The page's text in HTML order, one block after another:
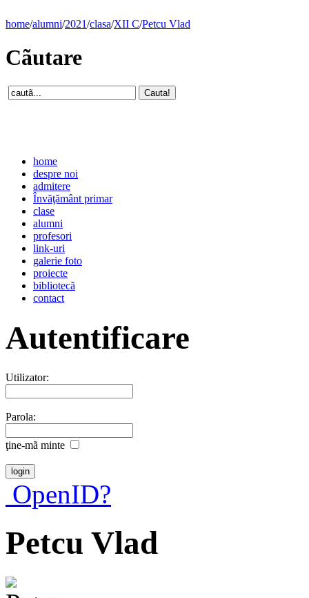
home/alumni/2021/clasa/XII C/Petcu Vlad
Cãutare
home
despre noi
admitere
Învăţământ primar
clase
alumni
profesori
link-uri
galerie foto
proiecte
bibliotecă
contact
Autentificare
Utilizator:
Parola:
ţine-mã minte
OpenID?
Petcu Vlad